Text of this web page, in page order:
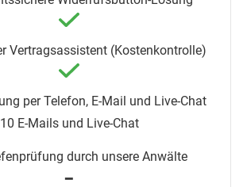
10 E-Mails und Live-Chat
━